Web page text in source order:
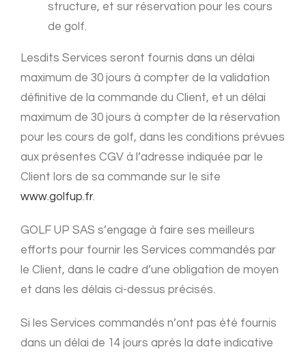
structure, et sur réservation pour les cours
de golf.
Lesdits Services seront fournis dans un délai
maximum de 30 jours à compter de la validation
définitive de la commande du Client, et un délai
maximum de 30 jours à compter de la réservation
pour les cours de golf, dans les conditions prévues
aux présentes CGV à l’adresse indiquée par le
Client lors de sa commande sur le site
www.golfup.fr.
GOLF UP SAS s’engage à faire ses meilleurs
efforts pour fournir les Services commandés par
le Client, dans le cadre d’une obligation de moyen
et dans les délais ci-dessus précisés.
Si les Services commandés n’ont pas été fournis
dans un délai de 14 jours après la date indicative